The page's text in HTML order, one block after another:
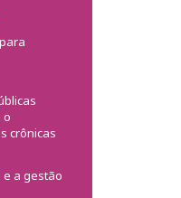
o
crônicas
a gestão